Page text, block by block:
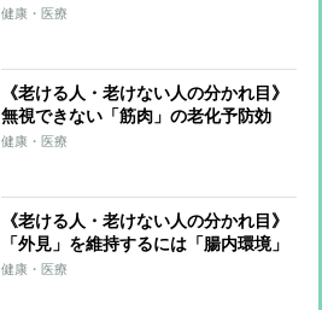
急上昇させる「高GI食品」 多くの食
健康・医療
《老ける人・老けない人の分かれ目》
無視できない「筋肉」の老化予防効
果 運動不足で細胞の掃除が滞ると体
健康・医療
《老ける人・老けない人の分かれ目》
「外見」を維持するには「腸内環境」
がカギ、太陽光の紫外線にも注意 い
健康・医療